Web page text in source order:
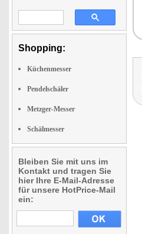
Shopping:
Küchenmesser
Pendelschäler
Metzger-Messer
Schälmesser
Bleiben Sie mit uns im
Kontakt und tragen Sie
hier Ihre E-Mail-Adresse
für unsere HotPrice-Mail
ein: